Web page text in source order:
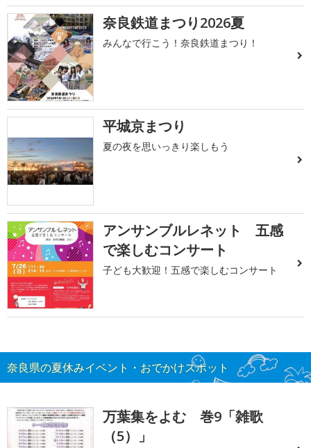
奈良鉄道まつり2026夏
みんなで行こう！奈良鉄道まつり！
平城京まつり
夏の夜を思いっきり楽しもう
アンサンブルレネット 五感
で楽しむコンサート
子ども大歓迎！五感で楽しむコンサート
奈良県の夏休みイベント・おでかけスポット
万葉集をよむ 巻9「雑歌
（5）」